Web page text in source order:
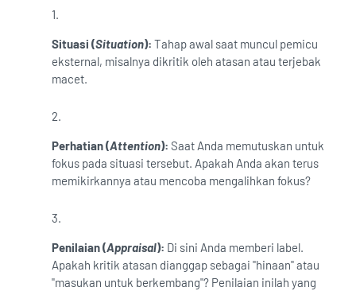
Situasi (Situation): Tahap awal saat muncul pemicu
eksternal, misalnya dikritik oleh atasan atau terjebak
macet.
Perhatian (Attention): Saat Anda memutuskan untuk
fokus pada situasi tersebut. Apakah Anda akan terus
memikirkannya atau mencoba mengalihkan fokus?
Penilaian (Appraisal): Di sini Anda memberi label.
Apakah kritik atasan dianggap sebagai "hinaan" atau
"masukan untuk berkembang"? Penilaian inilah yang